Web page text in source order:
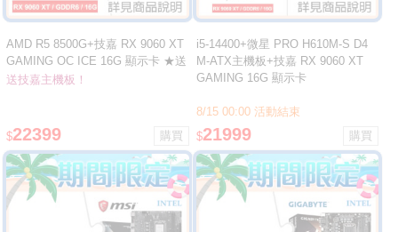
AMD R5 8500G+技嘉 RX 9060 XT
GAMING OC ICE 16G 顯示卡 ★送
技嘉 B850M DS3H ICE M-ATX主機
送技嘉主機板！
$22399
i5-14400+微星 PRO H610M-S D4
M-ATX主機板+技嘉 RX 9060 XT
GAMING 16G 顯示卡
8/15 00:00 活動結束
$21999